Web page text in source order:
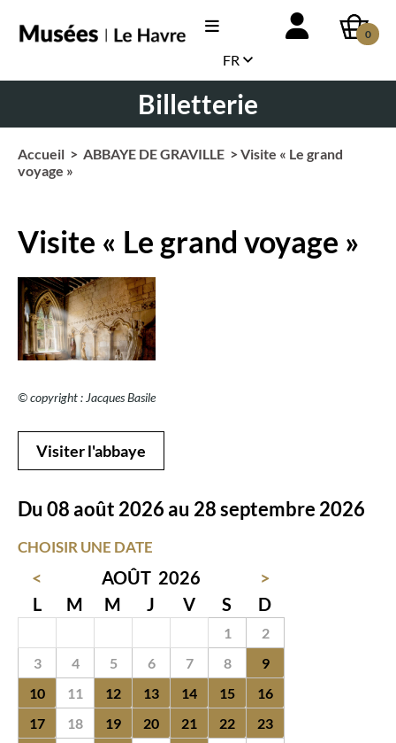
0
FR
Billetterie
Accueil > ABBAYE DE GRAVILLE > Visite « Le grand
voyage »
Visite « Le grand voyage »
© copyright : Jacques Basile
Visiter l'abbaye
Du 08 août 2026 au 28 septembre 2026
CHOISIR UNE DATE
< AOÛT 2026
>
L
M M J V S D
1
2
3
4 5 6 7 8
9
10
11 12 13 14 15
16
17
18 19 20 21 22
23